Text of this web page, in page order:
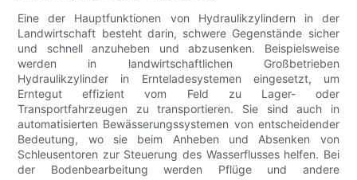
Eine der Hauptfunktionen von Hydraulikzylindern in der
Landwirtschaft besteht darin, schwere Gegenstände sicher
und schnell anzuheben und abzusenken. Beispielsweise
werden in landwirtschaftlichen Großbetrieben
Hydraulikzylinder in Ernteladesystemen eingesetzt, um
Erntegut effizient vom Feld zu Lager- oder
Transportfahrzeugen zu transportieren. Sie sind auch in
automatisierten Bewässerungssystemen von entscheidender
Bedeutung, wo sie beim Anheben und Absenken von
Schleusentoren zur Steuerung des Wasserflusses helfen. Bei
der Bodenbearbeitung werden Pflüge und andere